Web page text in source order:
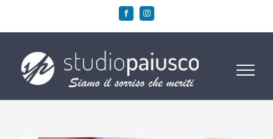
FacebookInstagram